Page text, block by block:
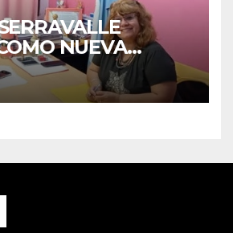
NUEVA
DEL E.E.S. N° 82
DE